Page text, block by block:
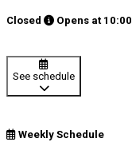
Closed Opens at 10:00
See schedule
Weekly Schedule